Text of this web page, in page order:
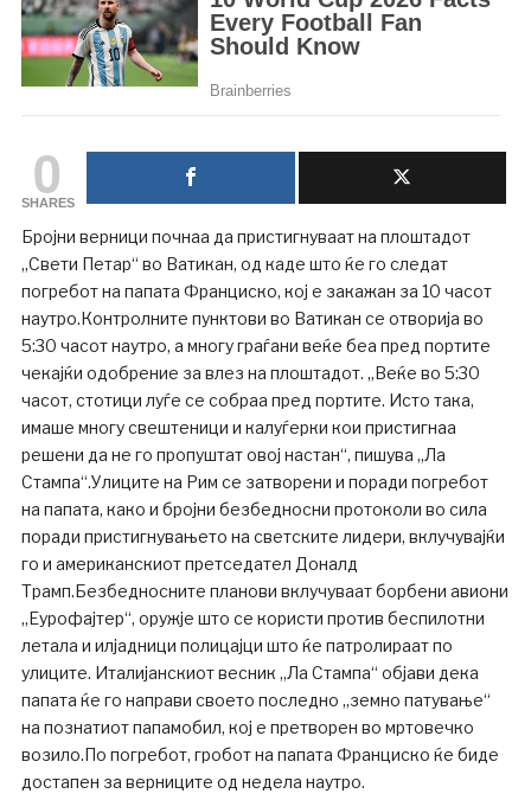
0
SHARES
Бројни верници почнаа да пристигнуваат на плоштадот
„Свети Петар“ во Ватикан, од каде што ќе го следат
погребот на папата Франциско, кој е закажан за 10 часот
наутро.Контролните пунктови во Ватикан се отворија во
5:30 часот наутро, а многу граѓани веќе беа пред портите
чекајќи одобрение за влез на плоштадот. „Веќе во 5:30
часот, стотици луѓе се собраа пред портите. Исто така,
имаше многу свештеници и калуѓерки кои пристигнаа
решени да не го пропуштат овој настан“, пишува „Ла
Стампа“.Улиците на Рим се затворени и поради погребот
на папата, како и бројни безбедносни протоколи во сила
поради пристигнувањето на светските лидери, вклучувајќи
го и американскиот претседател Доналд
Трамп.Безбедносните планови вклучуваат борбени авиони
„Еурофајтер“, оружје што се користи против беспилотни
летала и илјадници полицајци што ќе патролираат по
улиците. Италијанскиот весник „Ла Стампа“ објави дека
папата ќе го направи своето последно „земно патување“
на познатиот папамобил, кој е претворен во мртовечко
возило.По погребот, гробот на папата Франциско ќе биде
достапен за верниците од недела наутро.